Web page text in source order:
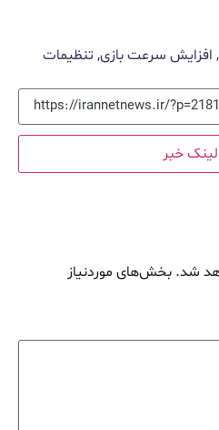
سرعت بازی,تنظیمات
خبر
شد.بخش‌های موردنیاز